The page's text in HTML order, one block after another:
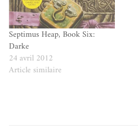
Septimus Heap, Book Six:
Darke
24 avril 2012
Article similaire